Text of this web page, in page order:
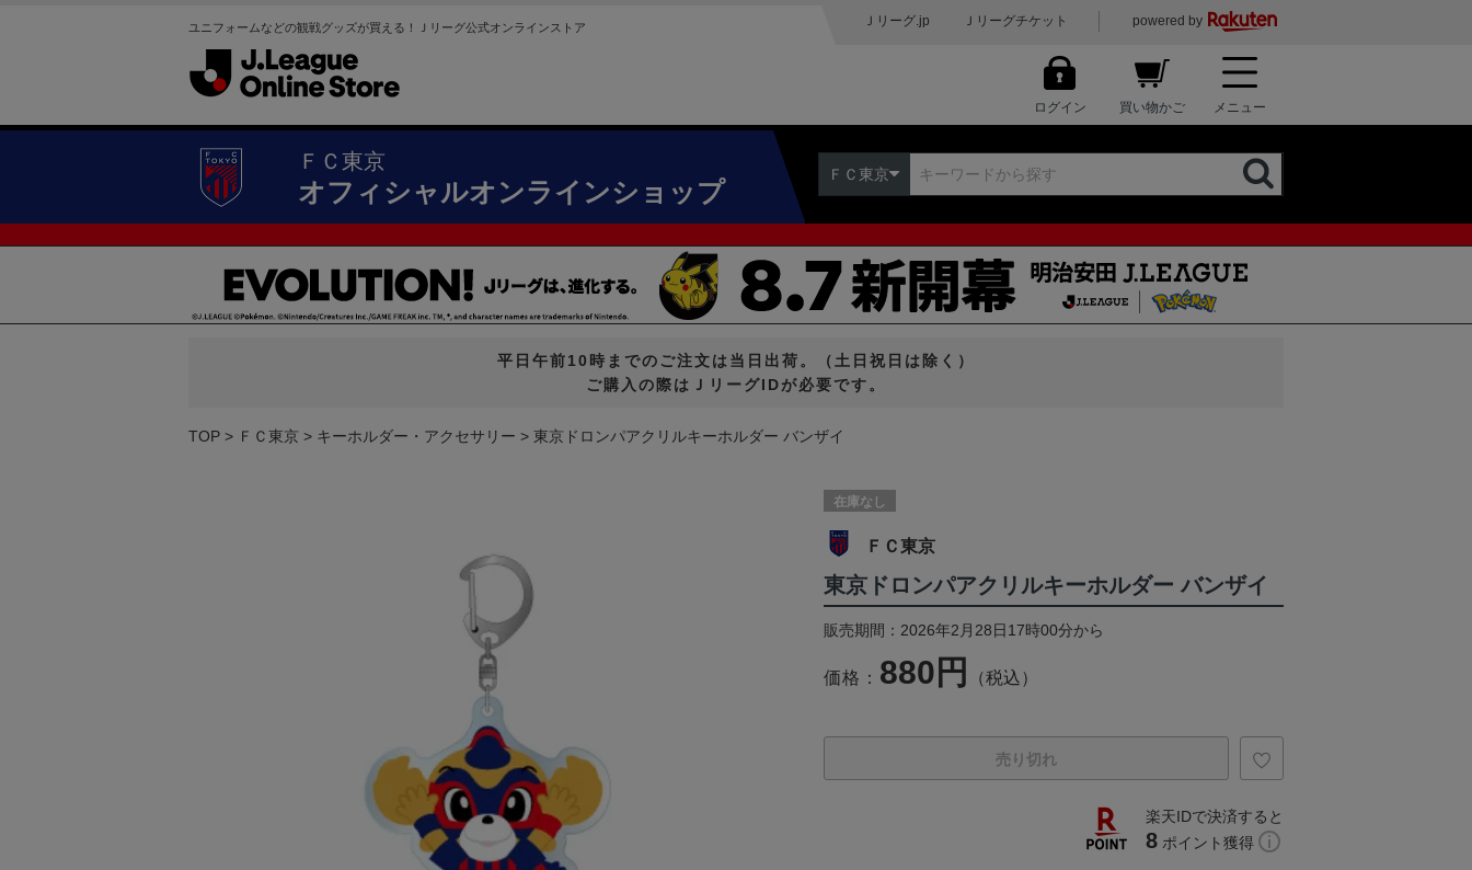
ユニフォームなどの観戦グッズが買える！Ｊリーグ公式オンラインストア Ｊリーグ.jp Ｊリーグチケット powered by
ログイン 買い物かご メニュー
ＦＣ東京
オフィシャルオンラインショップ
ＦＣ東京
平日午前10時までのご注文は当日出荷。（土日祝日は除く）
ご購入の際はＪリーグIDが必要です。
TOP ＦＣ東京 キーホルダー・アクセサリー 東京ドロンパアクリルキーホルダー バンザイ
在庫なし
ＦＣ東京
東京ドロンパアクリルキーホルダー バンザイ
販売期間：2026年2月28日17時00分から
価格： 880円 （税込）
売り切れ
楽天IDで決済すると
8 ポイント獲得